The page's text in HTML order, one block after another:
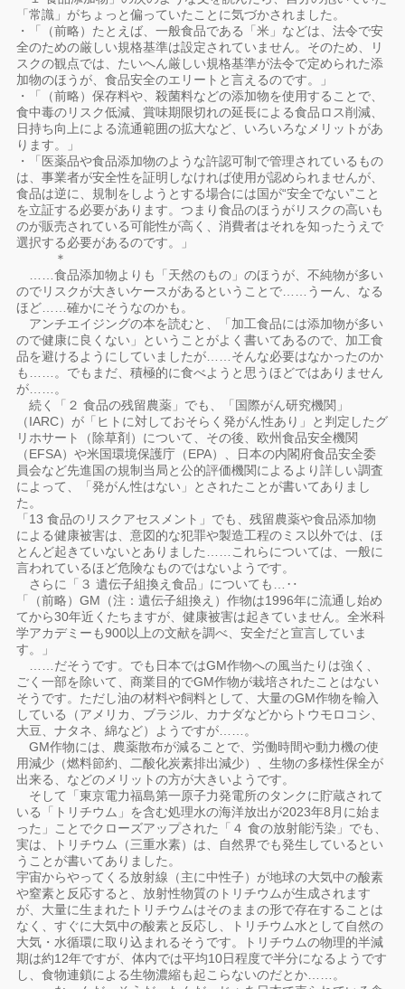
「常識」がちょっと偏っていたことに気づかされました。
・「（前略）たとえば、一般食品である「米」などは、法令で安
全のための厳しい規格基準は設定されていません。そのため、リ
スクの観点では、たいへん厳しい規格基準が法令で定められた添
加物のほうが、食品安全のエリートと言えるのです。」
・「（前略）保存料や、殺菌料などの添加物を使用することで、
食中毒のリスク低減、賞味期限切れの延長による食品ロス削減、
日持ち向上による流通範囲の拡大など、いろいろなメリットがあ
ります。」
・「医薬品や食品添加物のような許認可制で管理されているもの
は、事業者が安全性を証明しなければ使用が認められませんが、
食品は逆に、規制をしようとする場合には国が“安全でない”こと
を立証する必要があります。つまり食品のほうがリスクの高いも
のが販売されている可能性が高く、消費者はそれを知ったうえで
選択する必要があるのです。」
＊
……食品添加物よりも「天然のもの」のほうが、不純物が多い
のでリスクが大きいケースがあるということで……うーん、なる
ほど……確かにそうなのかも。
アンチエイジングの本を読むと、「加工食品には添加物が多い
ので健康に良くない」ということがよく書いてあるので、加工食
品を避けるようにしていましたが……そんな必要はなかったのか
も……。でもまだ、積極的に食べようと思うほどではありません
が……。
続く「２ 食品の残留農薬」でも、「国際がん研究機関」
（IARC）が「ヒトに対しておそらく発がん性あり」と判定したグ
リホサート（除草剤）について、その後、欧州食品安全機関
（EFSA）や米国環境保護庁（EPA）、日本の内閣府食品安全委
員会など先進国の規制当局と公的評価機関によるより詳しい調査
によって、「発がん性はない」とされたことが書いてありまし
た。
「13 食品のリスクアセスメント」でも、残留農薬や食品添加物
による健康被害は、意図的な犯罪や製造工程のミス以外では、ほ
とんど起きていないとありました……これらについては、一般に
言われているほど危険なものではないようです。
さらに「３ 遺伝子組換え食品」についても…‥
「（前略）GM（注：遺伝子組換え）作物は1996年に流通し始め
てから30年近くたちますが、健康被害は起きていません。全米科
学アカデミーも900以上の文献を調べ、安全だと宣言していま
す。」
……だそうです。でも日本ではGM作物への風当たりは強く、
ごく一部を除いて、商業目的でGM作物が栽培されたことはない
そうです。ただし油の材料や飼料として、大量のGM作物を輸入
している（アメリカ、ブラジル、カナダなどからトウモロコシ、
大豆、ナタネ、綿など）ようですが……。
GM作物には、農薬散布が減ることで、労働時間や動力機の使
用減少（燃料節約、二酸化炭素排出減少）、生物の多様性保全が
出来る、などのメリットの方が大きいようです。
そして「東京電力福島第一原子力発電所のタンクに貯蔵されて
いる「トリチウム」を含む処理水の海洋放出が2023年8月に始ま
った」ことでクローズアップされた「４ 食の放射能汚染」でも、
実は、トリチウム（三重水素）は、自然界でも発生しているとい
うことが書いてありました。
宇宙からやってくる放射線（主に中性子）が地球の大気中の酸素
や窒素と反応すると、放射性物質のトリチウムが生成されます
が、大量に生まれたトリチウムはそのままの形で存在することは
なく、すぐに大気中の酸素と反応し、トリチウム水として自然の
大気・水循環に取り込まれるそうです。トリチウムの物理的半減
期は約12年ですが、体内では平均10日程度で半分になるようです
し、食物連鎖による生物濃縮も起こらないのだとか……。